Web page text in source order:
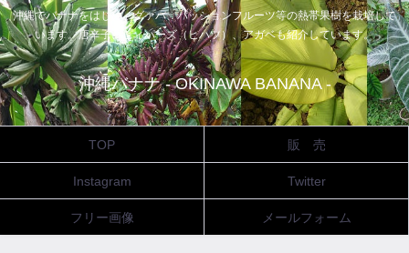
沖縄でバナナをはじめ、グァバ、パッションフルーツ等の熱帯果樹を栽培して
います。唐辛子、ピィパーズ（ヒハツ）、アガベも紹介しています。
沖縄バナナ - OKINAWA BANANA -
TOP 販 売
Instagram Twitter
フリー画像 メールフォーム